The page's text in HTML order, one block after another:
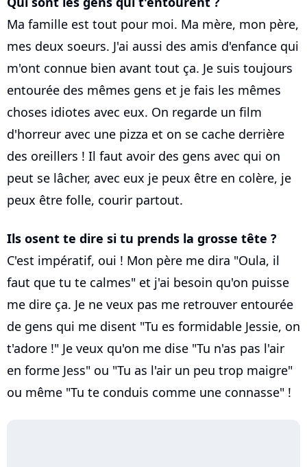
Ma famille est tout pour moi. Ma mère, mon père,
mes deux soeurs. J'ai aussi des amis d'enfance qui
m'ont connue bien avant tout ça. Je suis toujours
entourée des mêmes gens et je fais les mêmes
choses idiotes avec eux. On regarde un film
d'horreur avec une pizza et on se cache derrière
des oreillers ! Il faut avoir des gens avec qui on
peut se lâcher, avec eux je peux être en colère, je
peux être folle, courir partout.
Ils osent te dire si tu prends la grosse tête ?
C'est impératif, oui ! Mon père me dira "Oula, il
faut que tu te calmes" et j'ai besoin qu'on puisse
me dire ça. Je ne veux pas me retrouver entourée
de gens qui me disent "Tu es formidable Jessie, on
t'adore !" Je veux qu'on me dise "Tu n'as pas l'air
en forme Jess" ou "Tu as l'air un peu trop maigre"
ou même "Tu te conduis comme une connasse" !